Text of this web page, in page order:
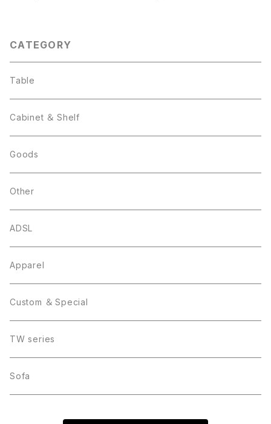
CATEGORY
Table
Cabinet ＆ Shelf
Goods
Other
ADSL
Apparel
Custom ＆ Special
TW series
Sofa